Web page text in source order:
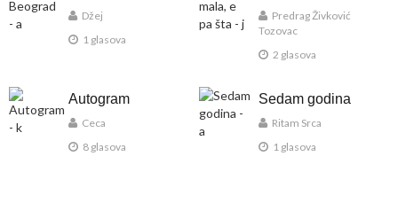
Džej
1 glasova
Predrag Živković
Tozovac
2 glasova
Autogram
Ceca
8 glasova
Sedam godina
Ritam Srca
1 glasova